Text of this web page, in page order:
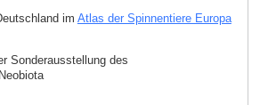
im Atlas der Spinnentiere Europa
Sonderausstellung des